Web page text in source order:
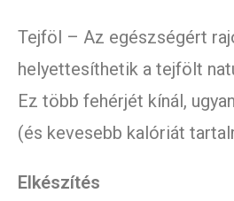
Tejföl – Az egészségért
helyettesíthetik a tejfölt
Ez több fehérjét kínál,
(és kevesebb kalóriát
Elkészítés